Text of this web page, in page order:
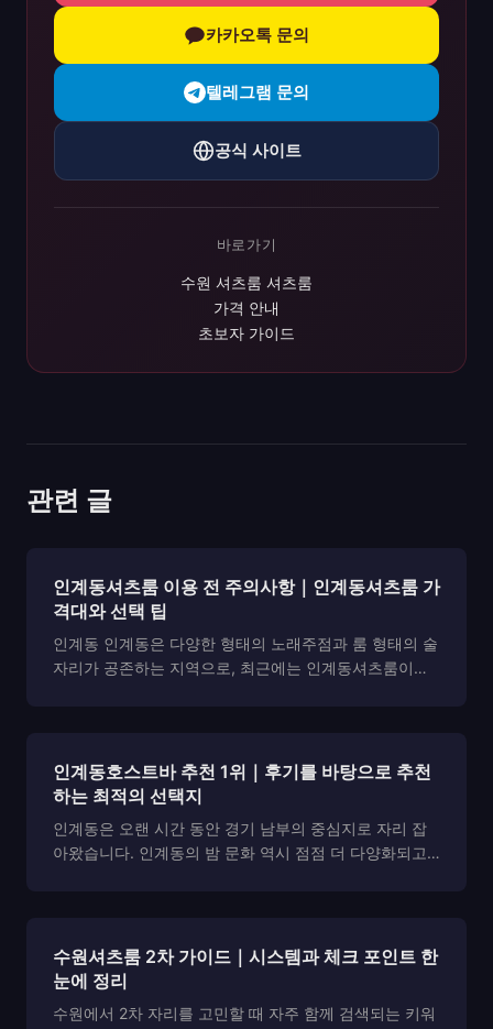
카카오톡 문의
텔레그램 문의
공식 사이트
바로가기
수원 셔츠룸 셔츠룸
가격 안내
초보자 가이드
관련 글
인계동셔츠룸 이용 전 주의사항｜인계동셔츠룸 가
격대와 선택 팁
인계동 인계동은 다양한 형태의 노래주점과 룸 형태의 술
자리가 공존하는 지역으로, 최근에는 인계동셔츠룸이라
니다....
인계동호스트바 추천 1위｜후기를 바탕으로 추천
하는 최적의 선택지
인계동은 오랜 시간 동안 경기 남부의 중심지로 자리 잡
아왔습니다. 인계동의 밤 문화 역시 점점 더 다양화되고
은 어...
수원셔츠룸 2차 가이드｜시스템과 체크 포인트 한
눈에 정리
수원에서 2차 자리를 고민할 때 자주 함께 검색되는 키워